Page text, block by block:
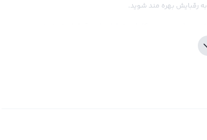
رقبایش بهره مند شوید.
و درک آن دارد. صرافی رابکس با ارائه ابزارهای تحلیلی
تصمیمات خرید و فروش خود را با اطمینان بیشتری بگیرید.